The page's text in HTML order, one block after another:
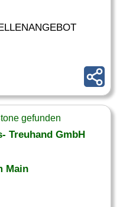
gefunden
Treuhand GmbH
Main